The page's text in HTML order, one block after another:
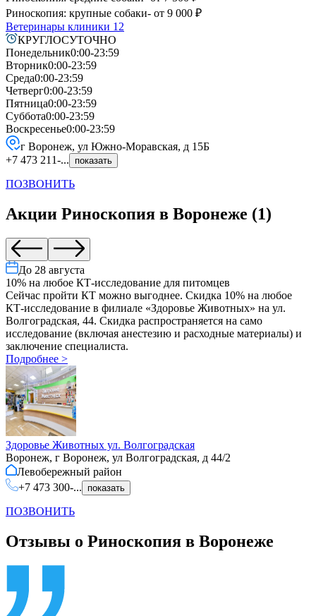
Риноскопия: крупные собаки- от 9 000 ₽
Ветеринары клиники 12
КРУГЛОСУТОЧНО
Понедельник0:00-23:59
Вторник0:00-23:59
Среда0:00-23:59
Четверг0:00-23:59
Пятница0:00-23:59
Суббота0:00-23:59
Воскресенье0:00-23:59
г Воронеж, ул Южно-Моравская, д 15Б
+7 473 211-...
показать
ПОЗВОНИТЬ
Акции Риноскопия в Воронеже (1)
До 28 августа
10% на любое КТ-исследование для питомцев
Сейчас пройти КТ можно выгоднее. Скидка 10% на любое
КТ-исследование в филиале «Здоровье Животных» на ул.
Волгоградская, 44. Скидка распространяется на само
исследование (включая анестезию и расходные материалы) и
заключение специалиста.
Подробнее >
Здоровье Животных ул. Волгоградская
Воронеж, г Воронеж, ул Волгоградская, д 44/2
Левобережный район
+7 473 300-...
показать
ПОЗВОНИТЬ
Отзывы о Риноскопия в Воронеже